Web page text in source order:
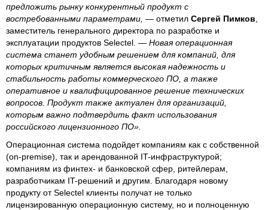
предложить рынку конкурентный продукт с
востребованными параметрами, — отметил Сергей Пимков
заместитель генерального директора по разработке и
эксплуатации продуктов Selectel. — Новая операционная
система станет удобным решением для компаний, для
которых критичным является высокая надежность и
стабильность работы коммерческого ПО, а также
оперативное и квалифицированное решение технических
вопросов. Продукт также актуален для организаций,
которым важно подтвердить факт использования
российского лицензионного ПО».
Операционная система подойдет компаниям как с собственной
(on-premise), так и арендованной IT-инфраструктурой;
компаниям из финтех- и банковской сфер, ритейлерам,
разработчикам IT-решений и другим. Благодаря новому
продукту от Selectel клиенты получат не только
лицензированную операционную систему, но и полноценную